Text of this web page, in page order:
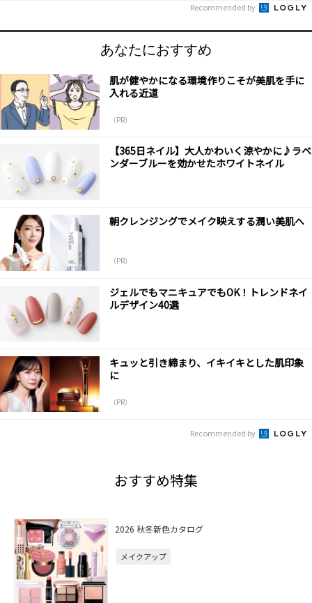
Recommended by
あなたにおすすめ
肌が健やかになる環境作りこそが美肌を手に
入れる近道
（PR）
【365日ネイル】大人かわいく涼やかに♪ラベ
ンダーブルーを効かせたホワイトネイル
朝クレンジングでメイク映えする潤い美肌へ
（PR）
ジェルでもマニキュアでもOK！トレンドネイ
ルデザイン40選
キュッと引き締まり、イキイキとした肌印象
に
（PR）
Recommended by
おすすめ特集
2026 秋冬新色カタログ
メイクアップ